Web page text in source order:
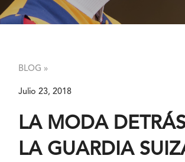
BLOG »
Julio 23, 2018
LA MODA
LA GUARDIA